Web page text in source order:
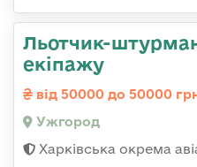
Льотчик-
екіпажу
від 50000 до 50000
Ужгород
Харківська окрема